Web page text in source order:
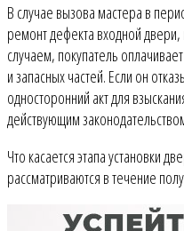
В случае вызова мастера в
ремонт дефекта входной
случаем, покупатель
и запасных частей. Если он
односторонний акт для
действующим
Что касается этапа установки
рассматриваются в течение